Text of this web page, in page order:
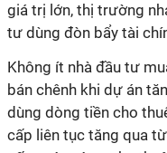
giá trị lớn, thị trường
tư dùng đòn bẩy tài
Không ít nhà đầu tư
bán chênh khi dự án
dùng dòng tiền cho
cấp liên tục tăng qua